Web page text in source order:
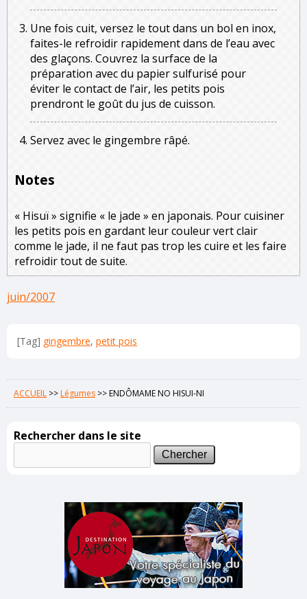
Une fois cuit, versez le tout dans un bol en inox,
faites-le refroidir rapidement dans de l’eau avec
des glaçons. Couvrez la surface de la
préparation avec du papier sulfurisé pour
éviter le contact de l’air, les petits pois
prendront le goût du jus de cuisson.
Servez avec le gingembre râpé.
Notes
« Hisuï » signifie « le jade » en japonais. Pour cuisiner
les petits pois en gardant leur couleur vert clair
comme le jade, il ne faut pas trop les cuire et les faire
refroidir tout de suite.
juin/2007
[Tag] gingembre, petit pois
ACCUEIL >>Légumes >>ENDÔMAME NO HISUI-NI
Rechercher dans le site